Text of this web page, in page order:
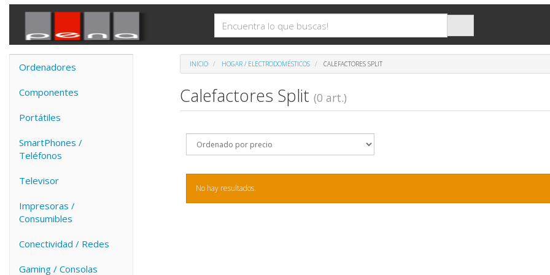
Ordenadores
Componentes
Portátiles
SmartPhones /
Teléfonos
Televisor
Impresoras /
Consumibles
Conectividad / Redes
Gaming / Consolas
INICIO HOGAR / ELECTRODOMÉSTICOS CALEFACTORES SPLIT
Calefactores Split (0 art.)
No hay resultados.